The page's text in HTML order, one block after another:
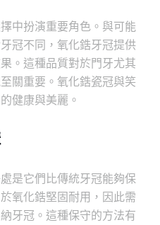
中扮演重要角色。與可能
冠不同，氧化鋯牙冠提供
。這種品質對於門牙尤其
關重要。氧化鋯瓷冠與笑
健康與美麗。
是它們比傳統牙冠能夠保
氧化鋯堅固耐用，因此需
牙冠。這種保守的方法有